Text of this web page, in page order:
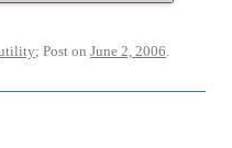
; Post on June 2, 2006.